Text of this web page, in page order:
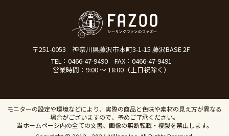
〒251-0053
神奈川県藤沢市本町3-1-15 藤沢BASE 2F
TEL： 0466-47-9490
FAX：0466-47-9491
営業時間：9:00 ～ 18:00（土日祝除く）
モニターの設定や環境などにより、実際の商品と色味や素材の見え方が異なる
場合がございますので、予めご了承ください。
当ホームページ内の全ての文書、画像の無断転載・複製を禁止します。